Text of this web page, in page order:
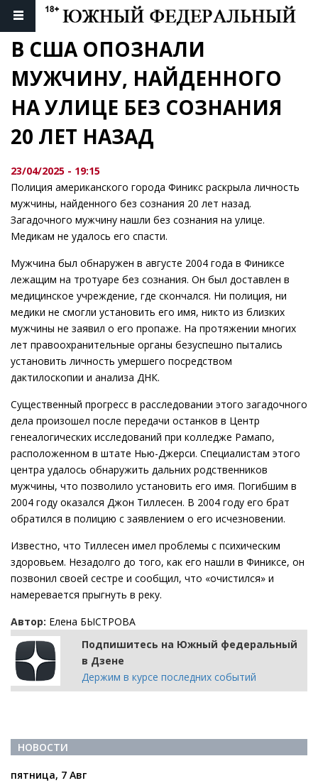
В США ОПОЗНАЛИ
МУЖЧИНУ, НАЙДЕННОГО
НА УЛИЦЕ БЕЗ СОЗНАНИЯ
20 ЛЕТ НАЗАД
23/04/2025 - 19:15
Полиция американского города Финикс раскрыла личность
мужчины, найденного без сознания 20 лет назад.
Загадочного мужчину нашли без сознания на улице.
Медикам не удалось его спасти.
Мужчина был обнаружен в августе 2004 года в Финиксе
лежащим на тротуаре без сознания. Он был доставлен в
медицинское учреждение, где скончался. Ни полиция, ни
медики не смогли установить его имя, никто из близких
мужчины не заявил о его пропаже. На протяжении многих
лет правоохранительные органы безуспешно пытались
установить личность умершего посредством
дактилоскопии и анализа ДНК.
Существенный прогресс в расследовании этого загадочного
дела произошел после передачи останков в Центр
генеалогических исследований при колледже Рамапо,
расположенном в штате Нью-Джерси. Специалистам этого
центра удалось обнаружить дальних родственников
мужчины, что позволило установить его имя. Погибшим в
2004 году оказался Джон Тиллесен. В 2004 году его брат
обратился в полицию с заявлением о его исчезновении.
Известно, что Тиллесен имел проблемы с психическим
здоровьем. Незадолго до того, как его нашли в Финиксе, он
позвонил своей сестре и сообщил, что «очистился» и
намеревается прыгнуть в реку.
Автор: Елена БЫСТРОВА
Подпишитесь на Южный федеральный
в Дзене
Держим в курсе последних событий
НОВОСТИ
пятница, 7 Авг